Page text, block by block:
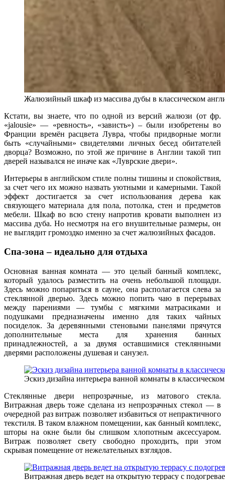
Жалюзийный шкаф из массива дубы в классическом
Кстати, вы знаете, что по одной из версий жалюзи (от фр.
«jalousie» — «ревность», «зависть») – были изобретены во
Франции времён расцвета Лувра, чтобы придворные могли
быть «случайными» свидетелями личных бесед обитателей
дворца? Возможно, по этой же причине в Англии такой тип
дверей назывался не иначе как «Луврские двери».
Интерьеры в английском стиле полны тишины и спокойствия,
за счет чего их можно назвать уютными и камерными. Такой
эффект достигается за счет использования дерева как
связующего материала для пола, потолка, стен и предметов
мебели. Шкаф во всю стену напротив кровати выполнен из
массива дуба. Но несмотря на его внушительные размеры, он
не выглядит громоздко именно за счет жалюзийных фасадов.
Спа-зона – идеально для отдыха
Основная ванная комната — это целый банный комплекс,
который удалось разместить на очень небольшой площади.
Здесь можно попариться в сауне, она располагается слева за
стеклянной дверью. Здесь можно попить чаю в перерывах
между парениями — тумбы с мягкими матрасиками и
подушками предназначены именно для таких чайных
посиделок. За деревянными стеновыми панелями прячутся
дополнительные места для хранения банных
принадлежностей, а за двумя оставшимися стеклянными
дверями расположены душевая и санузел.
Эскиз дизайна интерьера ванной комнаты в
Стеклянные двери непрозрачные, из матового стекла.
Витражная дверь тоже сделана из непрозрачных стекол — в
очередной раз витраж позволяет избавиться от непрактичного
текстиля. В таком влажном помещении, как банный комплекс,
шторы на окне были бы слишком хлопотным аксессуаром.
Витраж позволяет свету свободно проходить, при этом
скрывая помещение от нежелательных взглядов.
Витражная дверь ведет на открытую террасу с